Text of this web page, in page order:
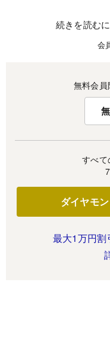
続きを読む
会
無料会員
すべて
ダイヤモ
最大1万円割